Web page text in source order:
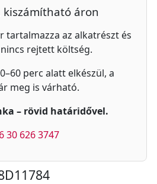
kiszámítható áron
az alkatrészt és
rejtett költség.
perc alatt elkészül, a
meg is várható.
– rövid határidővel.
30 626 3747